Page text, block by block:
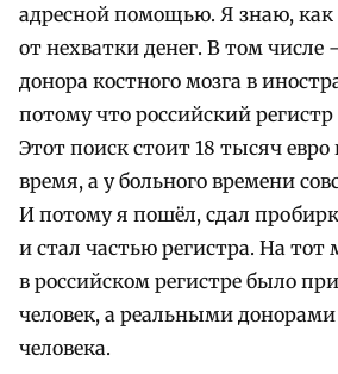
адресной помощью. Я знаю,
от нехватки денег. В том числе
донора костного мозга в
потому что российский
Этот поиск стоит 18 тысяч
время, а у больного времени
И потому я пошёл, сдал
и стал частью регистра. На тот
в российском регистре было
человек, а реальными донорами
человека.